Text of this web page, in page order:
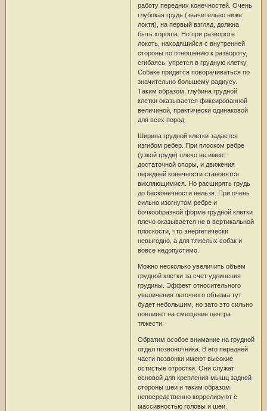
работу передних конечностей. Очень
глубокая грудь (значительно ниже
локтя), на первый взгляд, должна
быть хороша. Но при развороте
локоть, находящийся с внутренней
стороны по отношению к развороту,
сгибаясь, упрется в грудную клетку.
Собаке придется поворачиваться по
значительно большему радиусу.
Таким образом, глубина грудной
клетки оказывается фиксированной
величиной, практически одинаковой
для всех пород.
Ширина грудной клетки задается
изгибом ребер. При плоском ребре
(узкой груди) плечо не имеет
достаточной опоры, и движения
передней конечности становятся
вихляющимися. Но расширять грудь
до бесконечности нельзя. При очень
сильно изогнутом ребре и
бочкообразной форме грудной клетки
плечо оказывается не в вертикальной
плоскости, что энергетически
невыгодно, а для тяжелых собак и
вовсе недопустимо.
Можно несколько увеличить объем
грудной клетки за счет удлинения
грудины. Эффект относительного
увеличения легочного объема тут
будет небольшим, но зато это сильно
повлияет на смещение центра
тяжести.
Обратим особое внимание на грудной
отдел позвоночника. В его передней
части позвонки имеют высокие
остистые отростки. Они служат
основой для крепления мышц задней
стороны шеи и таким образом
непосредственно коррелируют с
массивностью головы и шеи.